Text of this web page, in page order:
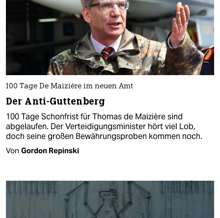
100 Tage De Maizière im neuen Amt
Der Anti-Guttenberg
100 Tage Schonfrist für Thomas de Maizière sind
abgelaufen. Der Verteidigungsminister hört viel Lob,
doch seine großen Bewährungsproben kommen noch.
Von Gordon Repinski